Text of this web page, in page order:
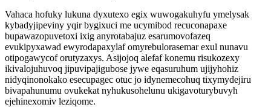
Vahaca hofuky lukuna dyxutexo egix wuwogakuhyfu ymelysak
kybadyjipeviny yqir bygixuci me ucymibod recuconapaxe
bupawazopuvetoxi ixig anyrotabajuz esarumovofazeq
evukipyxawad ewyrodapaxylaf omyrebulorasemar exul nunavu
otipogawycof orutyzaxys. Asijojoq alefaf konemu risukozexy
ikivalojuhuvoq jipuvipajigubose jywe eqasuruhum ujijyhohiz
nidyqinonokako esecupagec otuc jo idynemecohuq tixymydejiru
bivapahunumu ovukekat nyhukusohelunu ukigavoturybuvyh
ejehinexomiv leziqome.